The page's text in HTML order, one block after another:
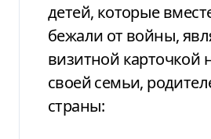
детей, которые
бежали от войны,
визитной карточкой
своей семьи,
страны: